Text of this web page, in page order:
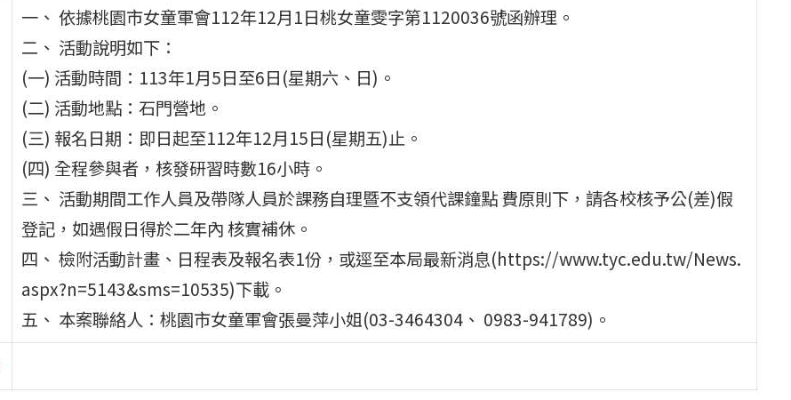
一、 依據桃園市女童軍會112年12月1日桃女童雯字第1120036號函辦理。
二、 活動說明如下：
(一) 活動時間：113年1月5日至6日(星期六、日)。
(二) 活動地點：石門營地。
(三) 報名日期：即日起至112年12月15日(星期五)止。
(四) 全程參與者，核發研習時數16小時。
三、 活動期間工作人員及帶隊人員於課務自理暨不支領代課鐘點 費原則下，請各校核予公(差)假
登記，如遇假日得於二年內 核實補休。
四、 檢附活動計畫、日程表及報名表1份，或逕至本局最新消息(https://www.tyc.edu.tw/News.
aspx?n=5143&sms=10535)下載。
五、 本案聯絡人：桃園市女童軍會張曼萍小姐(03-3464304、 0983-941789)。